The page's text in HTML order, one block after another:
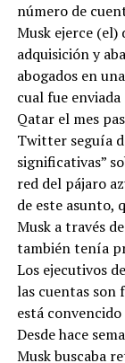
número de
Musk ejerce (el)
adquisición y
abogados en
cual fue
Qatar el mes
Twitter seguía
significativas”
red del pájaro
de este asunto,
Musk a través
también tenía
Los ejecutivos
las cuentas son
está
Desde hace
Musk buscaba